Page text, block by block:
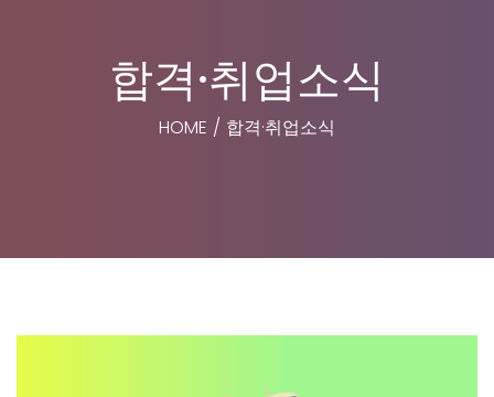
합격·취업소식
HOME / 합격·취업소식